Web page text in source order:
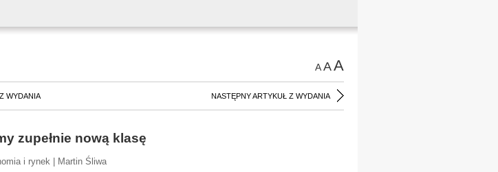
AAA
WYDANIA NASTĘPNY ARTYKUŁ Z WYDANIA
zupełnie nową klasę
i rynek | Martin Śliwa